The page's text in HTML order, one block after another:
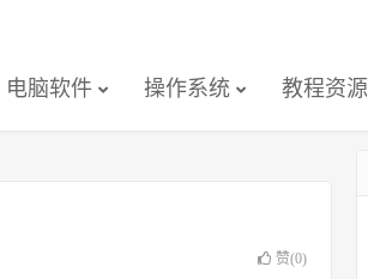
电脑软件 操作系统 教程资源
赞(0)